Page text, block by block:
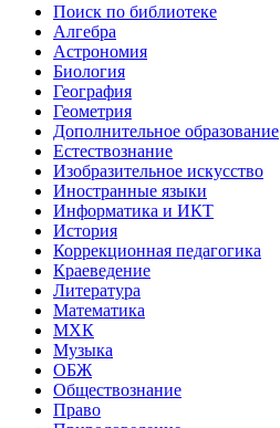
Поиск по библиотеке
Алгебра
Астрономия
Биология
География
Геометрия
Дополнительное образование
Естествознание
Изобразительное искусство
Иностранные языки
Информатика и ИКТ
История
Коррекционная педагогика
Краеведение
Литература
Математика
МХК
Музыка
ОБЖ
Обществознание
Право